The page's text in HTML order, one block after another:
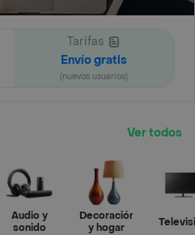
Tarifas
Envío gratis
(nuevos usuarios)
Ver todos
Audio y
sonido
Decoración
y hogar